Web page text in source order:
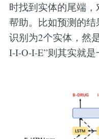
时找到实体的尾端
帮助。比如预测的
识别为2个实体，然
I-I-O-I-E”则其实就是